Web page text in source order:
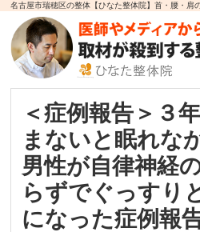
名古屋市瑞穂区の整体【ひなた整体院】首・腰・肩
＜症例報告＞３
まないと眠れな
男性が自律神経
らずでぐっすり
になった症例報